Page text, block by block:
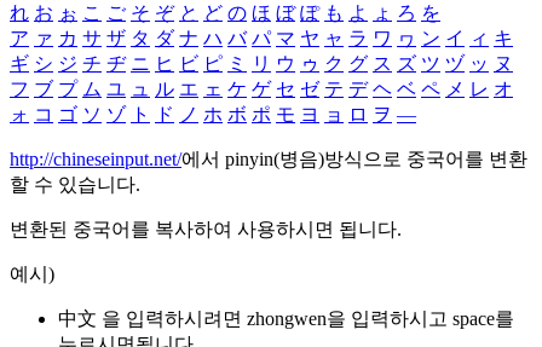
れ お ぉ こ ご そ ぞ と ど の ほ ぼ ぽ も よ ょ ろ を
ア ァ カ サ ザ タ ダ ナ ハ バ パ マ ヤ ャ ラ ワ ヮ ン イ ィ キ
ギ シ ジ チ ヂ ニ ヒ ビ ピ ミ リ ウ ゥ ク グ ス ズ ツ ヅ ッ ヌ
フ ブ プ ム ユ ュ ル エ ェ ケ ゲ セ ゼ テ デ ヘ ベ ペ メ レ オ
ォ コ ゴ ソ ゾ ト ド ノ ホ ボ ポ モ ヨ ョ ロ ヲ ―
http://chineseinput.net/에서 pinyin(병음)방식으로 중국어를 변환
할 수 있습니다.
변환된 중국어를 복사하여 사용하시면 됩니다.
예시)
中文 을 입력하시려면 zhongwen을 입력하시고 space를